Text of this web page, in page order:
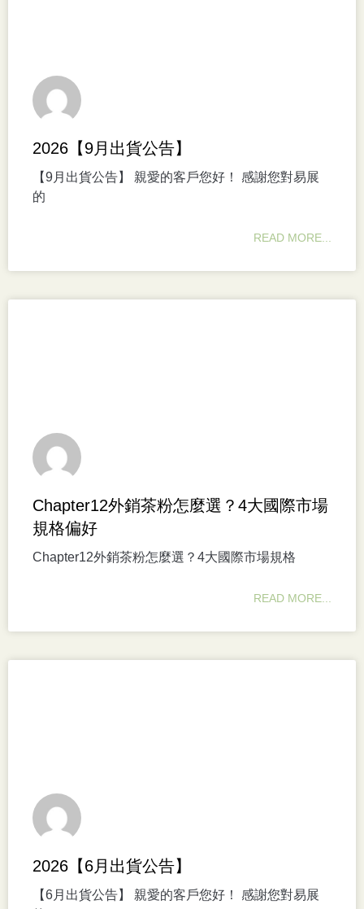
2026【9月出貨公告】
【9月出貨公告】 親愛的客戶您好！ 感謝您對易展
的
READ MORE...
Chapter12外銷茶粉怎麼選？4大國際市場
規格偏好
Chapter12外銷茶粉怎麼選？4大國際市場規格
READ MORE...
2026【6月出貨公告】
【6月出貨公告】 親愛的客戶您好！ 感謝您對易展